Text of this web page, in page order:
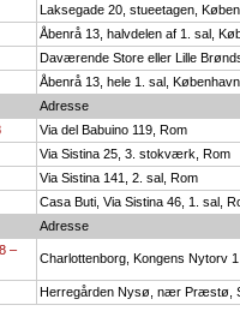
Laksegade 20, stueetagen,
Åbenrå 13, halvdelen af 1. sal,
Daværende Store eller Lille
Åbenrå 13, hele 1. sal, København
Adresse
Via del Babuino 119, Rom
Via Sistina 25, 3. stokværk, Rom
Via Sistina 141, 2. sal, Rom
Casa Buti, Via Sistina 46, 1. sal,
Adresse
–
Charlottenborg, Kongens Nytorv
Herregården Nysø, nær Præstø,